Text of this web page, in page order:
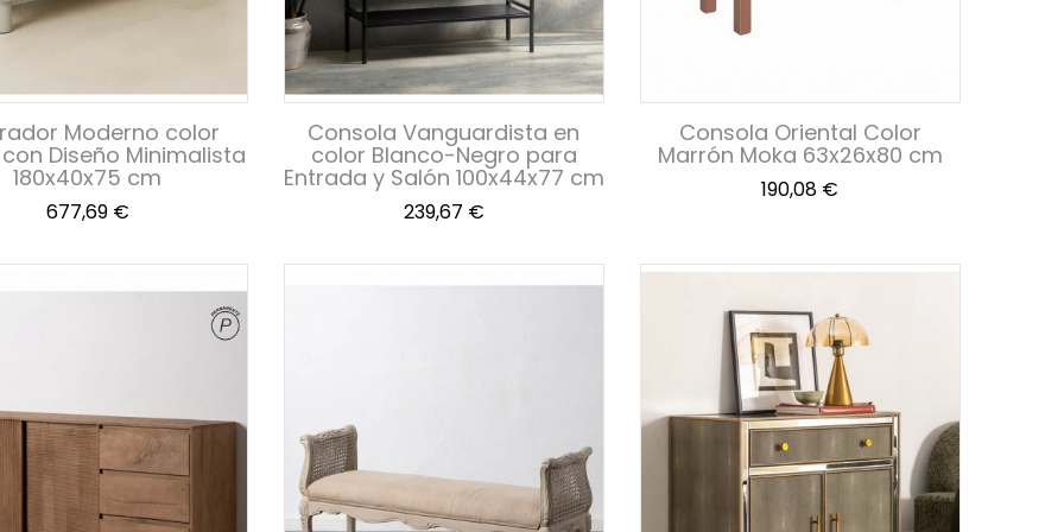
Moderno color
Diseño Minimalista
180x40x75 cm
Precio
677,69 €
Consola Vanguardista en
color Blanco-Negro para
Entrada y Salón 100x44x77 cm
Precio
239,67 €
Consola Oriental Color
Marrón Moka 63x26x80 cm
Precio
190,08 €